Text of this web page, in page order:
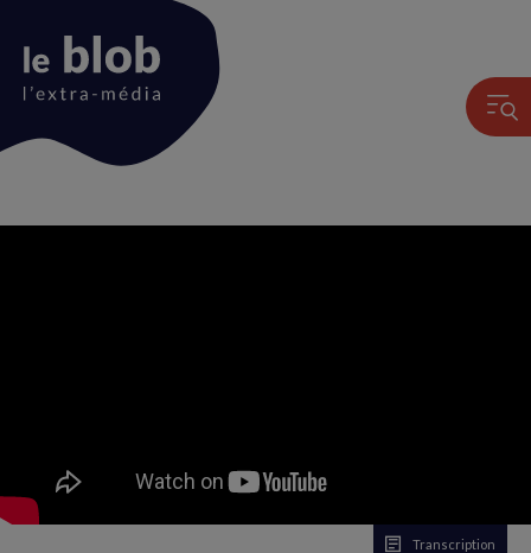
Transcription